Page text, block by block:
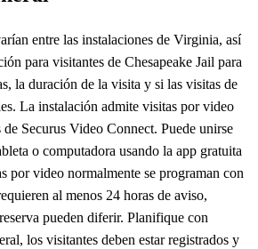
entre las instalaciones de Virginia, así
para visitantes de Chesapeake Jail para
la duración de la visita y si las visitas de
La instalación admite visitas por video
de Securus Video Connect. Puede unirse
o computadora usando la app gratuita
por video normalmente se programan con
al menos 24 horas de aviso,
pueden diferir. Planifique con
los visitantes deben estar registrados y